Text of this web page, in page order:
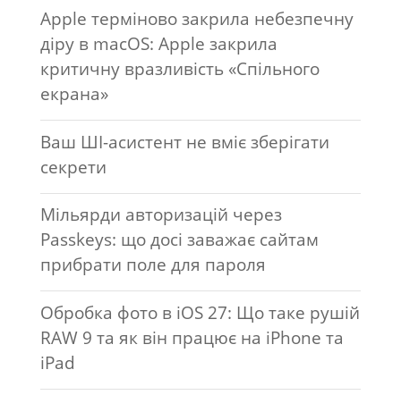
Apple терміново закрила небезпечну
діру в macOS: Apple закрила
критичну вразливість «Спільного
екрана»
Ваш ШІ-асистент не вміє зберігати
секрети
Мільярди авторизацій через
Passkeys: що досі заважає сайтам
прибрати поле для пароля
Обробка фото в iOS 27: Що таке рушій
RAW 9 та як він працює на iPhone та
iPad